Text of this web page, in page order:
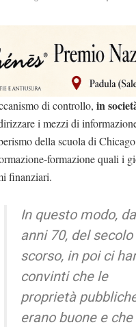
di controllo, in
i mezzi di
della scuola di
formazione quali i
finanziari.
In questo modo,
anni 70, del secolo
scorso, in poi ci
convinti che le
proprietà
erano buone e che